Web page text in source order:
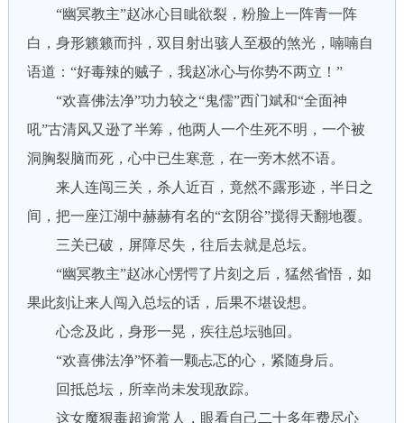
“幽冥教主”赵冰心目眦欲裂，粉脸上一阵青一阵
白，身形籁籁而抖，双目射出骇人至极的煞光，喃喃自
语道：“好毒辣的贼子，我赵冰心与你势不两立！”
“欢喜佛法净”功力较之“鬼儒”西门斌和“全面神
吼”古清风又逊了半筹，他两人一个生死不明，一个被
洞胸裂脑而死，心中已生寒意，在一旁木然不语。
来人连闯三关，杀人近百，竟然不露形迹，半日之
间，把一座江湖中赫赫有名的“玄阴谷”搅得天翻地覆。
三关已破，屏障尽失，往后去就是总坛。
“幽冥教主”赵冰心愣愕了片刻之后，猛然省悟，如
果此刻让来人闯入总坛的话，后果不堪设想。
心念及此，身形一晃，疾往总坛驰回。
“欢喜佛法净”怀着一颗忐忑的心，紧随身后。
回抵总坛，所幸尚未发现敌踪。
这女魔狠毒超逾常人，眼看自己二十多年费尽心